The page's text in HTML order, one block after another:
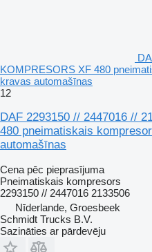
KOMPRESORS XF 480
kravas automašīnas
12
DAF 2293150 // 2447016 //
480 pneimatiskais
automašīnas
Cena pēc pieprasījuma
Pneimatiskais kompresors
2293150 // 2447016 2133506
Nīderlande, Groesbeek
Schmidt Trucks B.V.
Sazināties ar pārdevēju